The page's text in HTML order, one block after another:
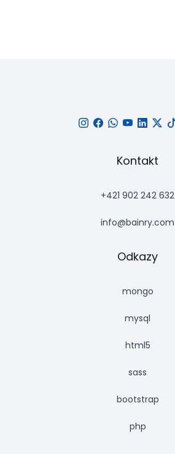
Kontakt
+421 902 242 632
info@bainry.com
Odkazy
mongo
mysql
html5
sass
bootstrap
php